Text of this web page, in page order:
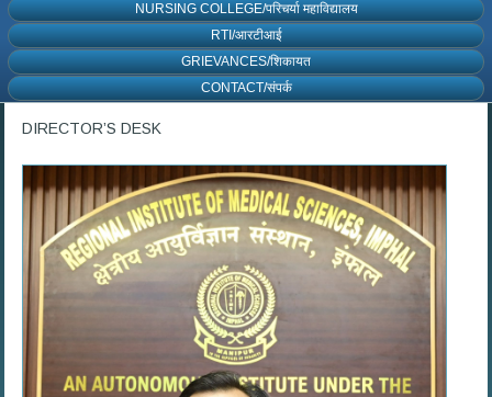
NURSING COLLEGE/परिचर्या महाविद्यालय
RTI/आरटीआई
GRIEVANCES/शिकायत
CONTACT/संपर्क
DIRECTOR’S DESK